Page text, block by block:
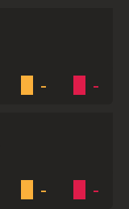
- -
- -